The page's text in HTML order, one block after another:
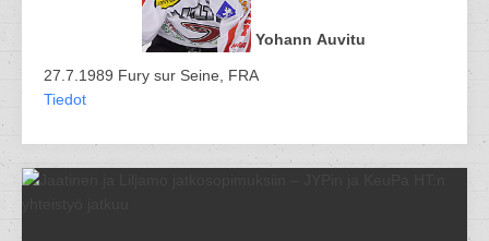
Yohann Auvitu
27.7.1989 Fury sur Seine, FRA
Tiedot